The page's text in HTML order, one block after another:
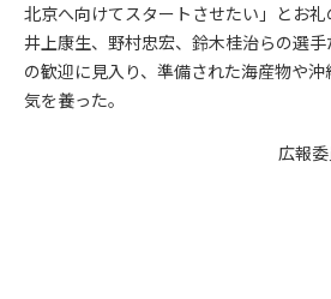
北京へ向けてスタートさせたい」とお礼
井上康生、野村忠宏、鈴木桂治らの選
の歓迎に見入り、準備された海産物や
気を養った。
広報